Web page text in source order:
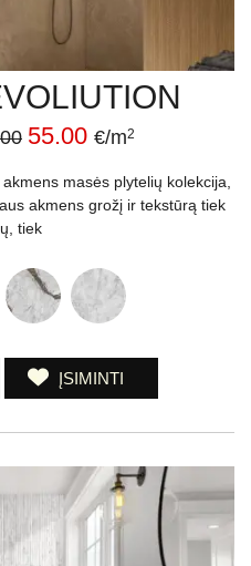
55.00 €/m2
masės plytelių kolekcija,
akmens grožį ir tekstūrą tiek
tiek
ĮSIMINTI